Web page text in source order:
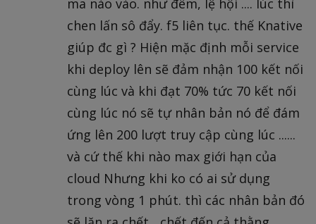
chen lấn sô đẩy. f5 liên tục. thế Knative
giúp đc gì ? Hiện mặc định mỗi service
khi deploy lên sẽ đảm nhận 100 kết nối
cùng lúc và khi đạt 70% tức 70 kết nối
cùng lúc nó sẽ tự nhân bản nó để đám
ứng lên 200 lượt truy cập cùng lúc ......
và cứ thế khi nào max giới hạn của
cloud Nhưng khi ko có ai sử dụng
trong vòng 1 phút. thì các nhân bản đó